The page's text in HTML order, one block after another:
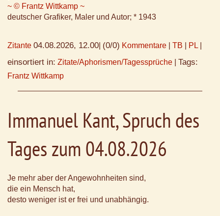
~ © Frantz Wittkamp ~
deutscher Grafiker, Maler und Autor; * 1943
Zitante 04.08.2026, 12.00 (0/0) Kommentare TB PL
einsortiert in: Zitate/Aphorismen/Tagessprüche Tags:
Frantz Wittkamp
Immanuel Kant, Spruch des
Tages zum 04.08.2026
Je mehr aber der Angewohnheiten sind,
die ein Mensch hat,
desto weniger ist er frei und unabhängig.